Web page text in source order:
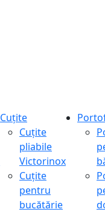
Cuțite
Cuțite
pliabile
Victorinox
Cuțite
pentru
bucătărie